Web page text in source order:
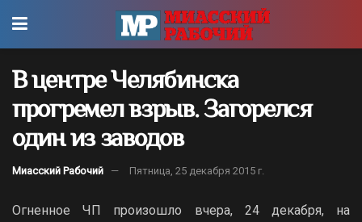
В центре Челябинска
прогремел взрыв. Загорелся
один из заводов
Миасский Рабочий Пятница, 25 декабря 2015 г.
Огненное ЧП произошло вчера, 24 декабря, на